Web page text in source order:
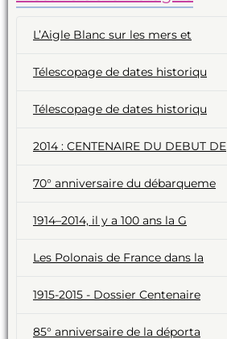
L’Aigle Blanc sur les mers et
Télescopage de dates historiqu
Télescopage de dates historiqu
2014 : CENTENAIRE DU DEBUT DE
70° anniversaire du débarqueme
1914–2014, il y a 100 ans la G
Les Polonais de France dans la
1915-2015 - Dossier Centenaire
85° anniversaire de la déporta